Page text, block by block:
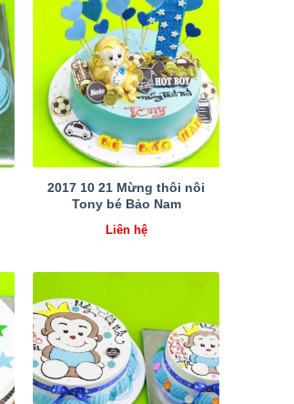
2017 10 21 Mừng thôi nôi
Tony bé Bảo Nam
Liên hệ